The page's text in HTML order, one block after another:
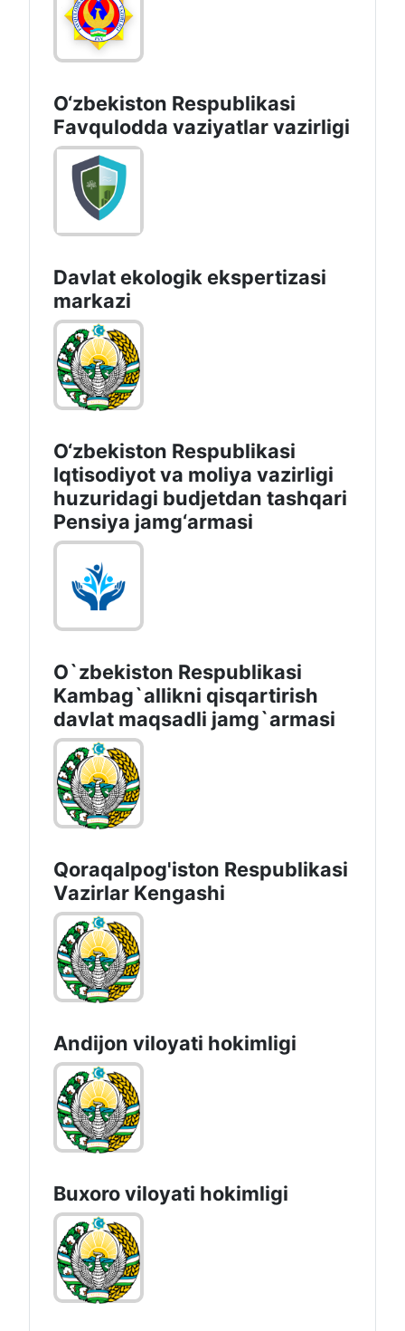
O‘zbеkistоn Rеspublikаsi
Favqulodda vaziyatlar vazirligi
Davlat ekologik ekspertizasi
markazi
O‘zbekiston Respublikasi
Iqtisodiyot va moliya vazirligi
huzuridagi budjetdan tashqari
Pensiya jamg‘armasi
O`zbekiston Respublikasi
Kambag`allikni qisqartirish
davlat maqsadli jamg`armasi
Qoraqalpog'iston Rеspublikаsi
Vаzirlаr Kеngаshi
Andijon vilоyati hоkimligi
Buxoro viloyati hokimligi